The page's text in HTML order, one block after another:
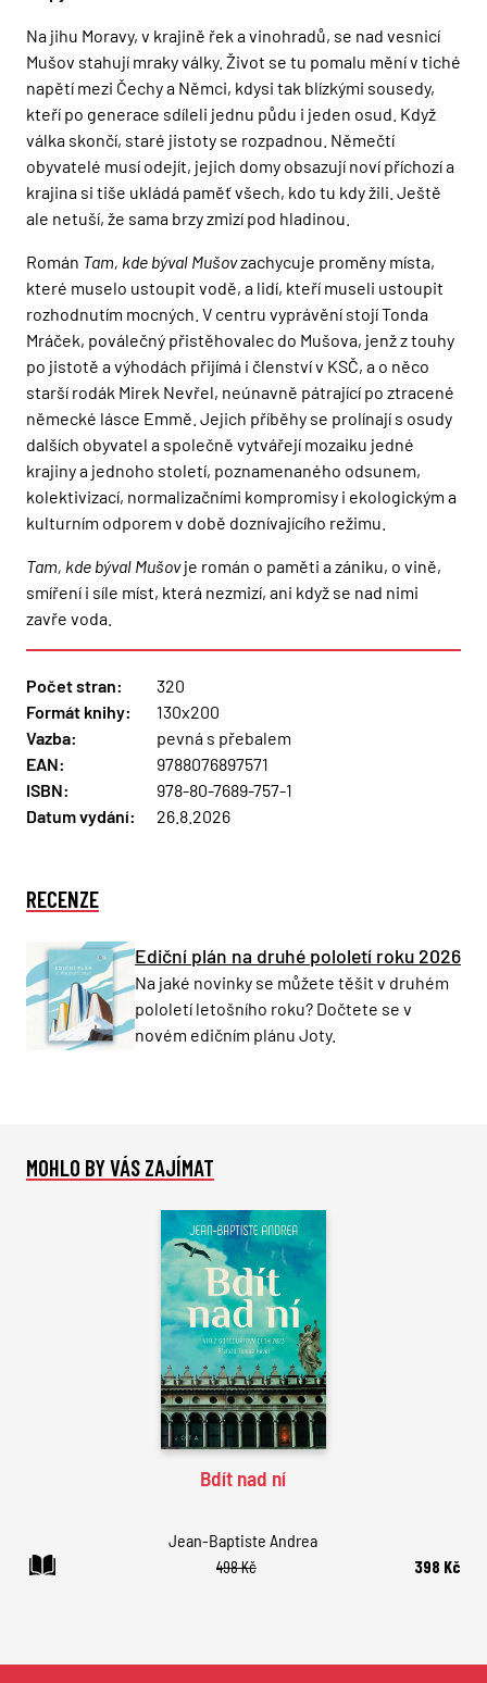
Na jihu Moravy, v krajině řek a vinohradů, se nad vesnicí
Mušov stahují mraky války. Život se tu pomalu mění v tiché
napětí mezi Čechy a Němci, kdysi tak blízkými sousedy,
kteří po generace sdíleli jednu půdu i jeden osud. Když
válka skončí, staré jistoty se rozpadnou. Němečtí
obyvatelé musí odejít, jejich domy obsazují noví příchozí a
krajina si tiše ukládá paměť všech, kdo tu kdy žili. Ještě
ale netuší, že sama brzy zmizí pod hladinou.
Román Tam, kde býval Mušovzachycuje proměny místa,
které muselo ustoupit vodě, a lidí, kteří museli ustoupit
rozhodnutím mocných. V centru vyprávění stojí Tonda
Mráček, poválečný přistěhovalec do Mušova, jenž z touhy
po jistotě a výhodách přijímá i členství v KSČ, a o něco
starší rodák Mirek Nevřel, neúnavně pátrající po ztracené
německé lásce Emmě. Jejich příběhy se prolínají s osudy
dalších obyvatel a společně vytvářejí mozaiku jedné
krajiny a jednoho století, poznamenaného odsunem,
kolektivizací, normalizačními kompromisy i ekologickým a
kulturním odporem v době doznívajícího režimu.
Tam, kde býval Mušovje román o paměti a zániku, o vině,
smíření i síle míst, která nezmizí, ani když se nad nimi
zavře voda.
Počet stran:
320
Formát knihy:
130x200
Vazba:
pevná s přebalem
EAN:
9788076897571
ISBN:
978-80-7689-757-1
Datum vydání:
26.8.2026
RECENZE
Ediční plán na druhé pololetí roku 2026
Na jaké novinky se můžete těšit v druhém
pololetí letošního roku? Dočtete se v
novém edičním plánu Joty.
MOHLO BY VÁS ZAJÍMAT
Bdít nad ní
Jean-Baptiste Andrea
498 Kč
398 Kč